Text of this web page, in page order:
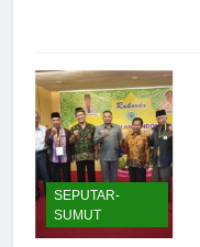
SEPUTAR-
SUMUT